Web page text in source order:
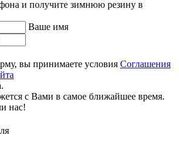
и получите зимнюю резину в
Ваше имя
вы принимаете условия Соглашения
с Вами в самое ближайшее время.
нас!